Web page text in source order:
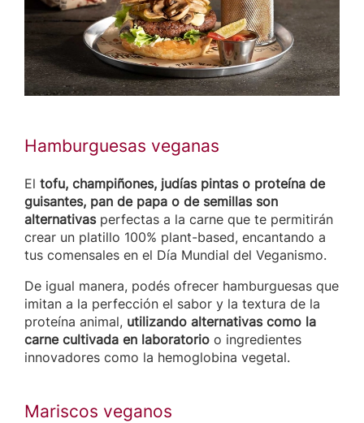
Hamburguesas veganas
El tofu, champiñones, judías pintas o proteína de
guisantes, pan de papa o de semillas son
alternativasperfectas a la carne que te permitirán
crear un platillo 100% plant-based, encantando a
tus comensales en el Día Mundial del Veganismo.
De igual manera, podés ofrecer hamburguesas que
imitan a la perfección el sabor y la textura de la
proteína animal, utilizando alternativas como la
carne cultivada en laboratorio o ingredientes
innovadores como la hemoglobina vegetal.
Mariscos veganos